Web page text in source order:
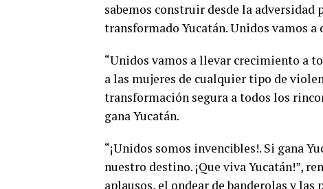
sabemos construir desde la adversidad
transformado Yucatán. Unidos vamos a
“Unidos vamos a llevar crecimiento a
a las mujeres de cualquier tipo de
transformación segura a todos los
gana Yucatán.
“¡Unidos somos invencibles!. Si gana
nuestro destino. ¡Que viva Yucatán!”,
aplausos, el ondear de banderolas y las